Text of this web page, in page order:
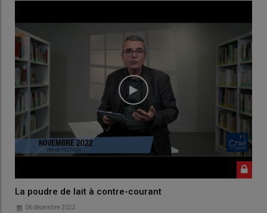
La poudre de lait à contre-courant
06 décembre 2022